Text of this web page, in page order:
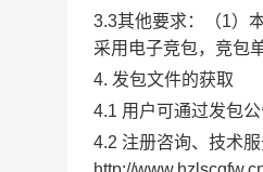
3.3其他要求 ： （1）
采用电子竞包，竞包
4. 发包文件的获取
4.1 用户可通过发包
4.2 注册咨询、技术